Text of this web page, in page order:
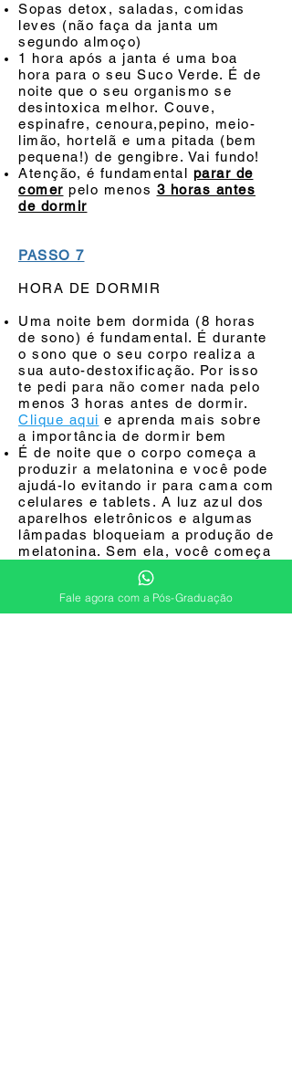
Sopas detox, saladas, comidas
leves (não faça da janta um
segundo almoço)
1 hora após a janta é uma boa
hora para o seu Suco Verde. É de
noite que o seu organismo se
desintoxica melhor. Couve,
espinafre, cenoura,pepino, meio-
limão, hortelã e uma pitada (bem
pequena!) de gengibre. Vai fundo!
Atenção, é fundamental parar de
comer pelo menos 3 horas antes
de dormir
PASSO 7
HORA DE DORMIR
Uma noite bem dormida (8 horas
de sono) é fundamental. É durante
o sono que o seu corpo realiza a
sua auto-destoxificação. Por isso
te pedi para não comer nada pelo
menos 3 horas antes de dormir.
Clique aqui e aprenda mais sobre
a importância de dormir bem
É de noite que o corpo começa a
produzir a melatonina e você pode
ajudá-lo evitando ir para cama com
celulares e tablets. A luz azul dos
aparelhos eletrônicos e algumas
lâmpadas bloqueiam a produção de
melatonina. Sem ela, você começa
a ter distúrbios de sono.
para mais informações sobre
a melatonina
Lembre-se, o banho frio é de
Fale agora com a Pós-Graduação